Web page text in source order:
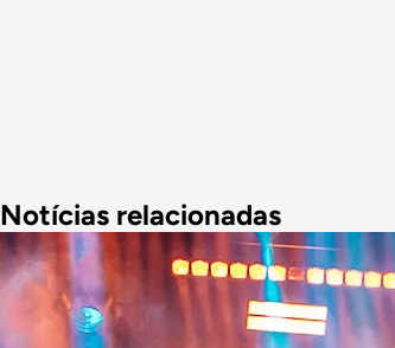
Notícias relacionadas